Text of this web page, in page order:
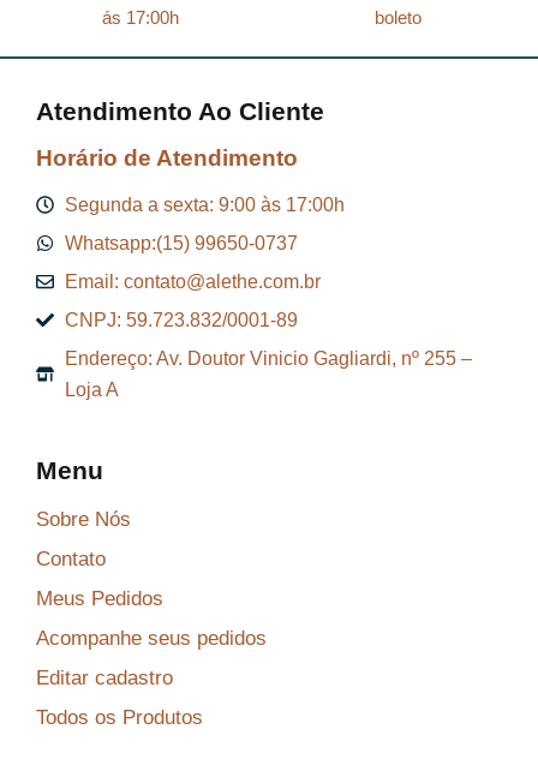
ás 17:00h
boleto
Atendimento Ao Cliente
Horário de Atendimento
Segunda a sexta: 9:00 às 17:00h
Whatsapp:(15) 99650-0737
Email: contato@alethe.com.br
CNPJ: 59.723.832/0001-89
Endereço: Av. Doutor Vinicio Gagliardi, nº 255 –
Loja A
Menu
Sobre Nós
Contato
Meus Pedidos
Acompanhe seus pedidos
Editar cadastro
Todos os Produtos